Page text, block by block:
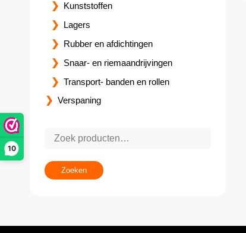
10
Kunststoffen
Lagers
Rubber en afdichtingen
Snaar- en riemaandrijvingen
Transport- banden en rollen
Verspaning
Zoeken